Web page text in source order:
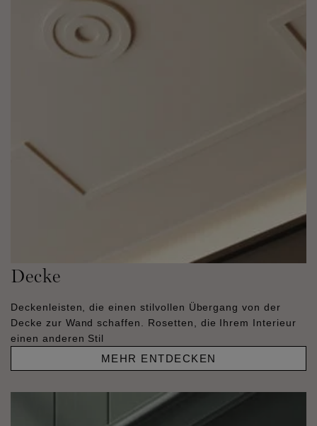
Decke
Deckenleisten, die einen stilvollen Übergang von der
Decke zur Wand schaffen. Rosetten, die Ihrem Interieur
einen anderen Stil
MEHR ENTDECKEN